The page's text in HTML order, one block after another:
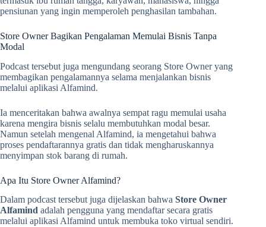
pensiunan yang ingin memperoleh penghasilan tambahan.
Store Owner Bagikan Pengalaman Memulai Bisnis Tanpa
Modal
Podcast tersebut juga mengundang seorang Store Owner yang
membagikan pengalamannya selama menjalankan bisnis
melalui aplikasi Alfamind.
Ia menceritakan bahwa awalnya sempat ragu memulai usaha
karena mengira bisnis selalu membutuhkan modal besar.
Namun setelah mengenal Alfamind, ia mengetahui bahwa
proses pendaftarannya gratis dan tidak mengharuskannya
menyimpan stok barang di rumah.
Apa Itu Store Owner Alfamind?
Dalam podcast tersebut juga dijelaskan bahwa Store Owner
Alfamind adalah pengguna yang mendaftar secara gratis
melalui aplikasi Alfamind untuk membuka toko virtual sendiri.